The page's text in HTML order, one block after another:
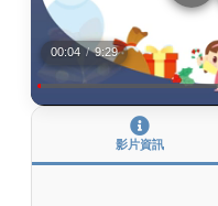
00:04 / 9:29
影片資訊